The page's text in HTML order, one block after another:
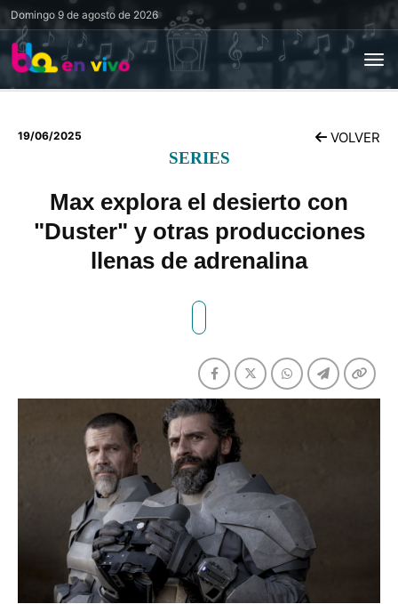
Domingo 9 de agosto de 2026
19/06/2025 VOLVER
SERIES
Max explora el desierto con
"Duster" y otras producciones
llenas de adrenalina